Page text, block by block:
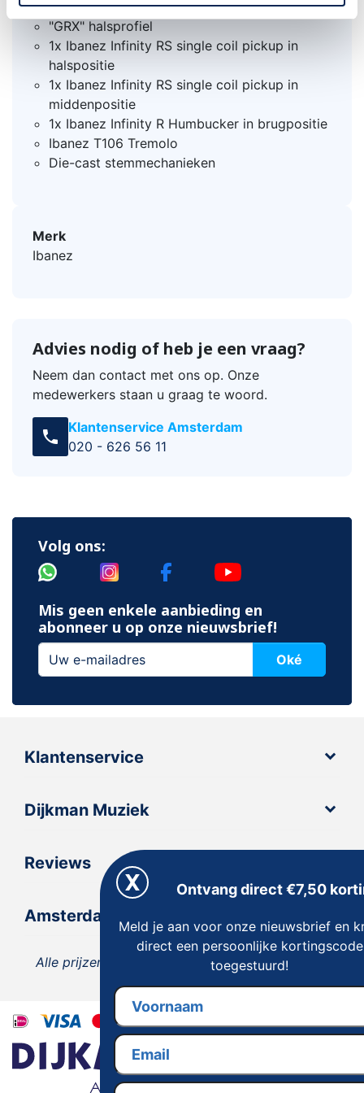
Jatoba toets met dot inleg
"GRX" halsprofiel
1x Ibanez Infinity RS single coil pickup in
halspositie
1x Ibanez Infinity RS single coil pickup in
middenpositie
1x Ibanez Infinity R Humbucker in brugpositie
Ibanez T106 Tremolo
Die-cast stemmechanieken
Merk
Ibanez
Advies nodig of heb je een vraag?
Neem dan contact met ons op. Onze
medewerkers staan u graag te woord.
call
Klantenservice Amsterdam
020 - 626 56 11
Volg ons:
Mis geen enkele aanbieding en
abonneer u op onze nieuwsbrief!
Oké
Klantenservice
Dijkman Muziek
Reviews
Amsterdam
Alle prijzen zijn inclusief 21% BTW, tenzij anders
vermeld.
Ontvang direct €7,50
Meld je aan voor onze nieuwsbrief en
direct een persoonlijke kortingscode
toegestuurd!